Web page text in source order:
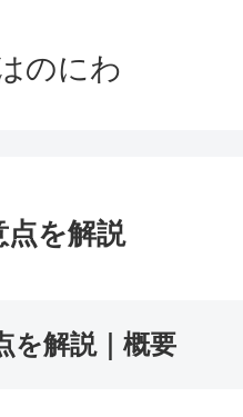
のにわ
点を解説
を解説｜概要